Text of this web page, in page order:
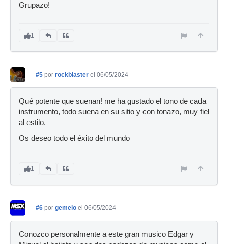
Grupazo!
1
#5 por rockblaster el 06/05/2024
Qué potente que suenan! me ha gustado el tono de cada
instrumento, todo suena en su sitio y con tonazo, muy fiel
al estilo.
Os deseo todo el éxito del mundo
1
#6 por gemelo el 06/05/2024
Conozco personalmente a este gran musico Edgar y